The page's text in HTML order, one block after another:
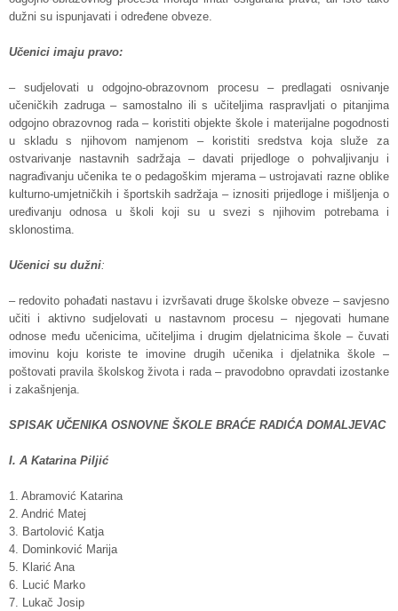
dužni su ispunjavati i određene obveze.
Učenici imaju pravo:
– sudjelovati u odgojno-obrazovnom procesu – predlagati osnivanje
učeničkih zadruga – samostalno ili s učiteljima raspravljati o pitanjima
odgojno obrazovnog rada – koristiti objekte škole i materijalne pogodnosti
u skladu s njihovom namjenom – koristiti sredstva koja služe za
ostvarivanje nastavnih sadržaja – davati prijedloge o pohvaljivanju i
nagrađivanju učenika te o pedagoškim mjerama – ustrojavati razne oblike
kulturno-umjetničkih i športskih sadržaja – iznositi prijedloge i mišljenja o
uređivanju odnosa u školi koji su u svezi s njihovim potrebama i
sklonostima.
Učenici su dužni:
– redovito pohađati nastavu i izvršavati druge školske obveze – savjesno
učiti i aktivno sudjelovati u nastavnom procesu – njegovati humane
odnose među učenicima, učiteljima i drugim djelatnicima škole – čuvati
imovinu koju koriste te imovine drugih učenika i djelatnika škole –
poštovati pravila školskog života i rada – pravodobno opravdati izostanke
i zakašnjenja.
SPISAK UČENIKA OSNOVNE ŠKOLE BRAĆE RADIĆA DOMALJEVAC
I. A Katarina Piljić
1. Abramović Katarina
2. Andrić Matej
3. Bartolović Katja
4. Dominković Marija
5. Klarić Ana
6. Lucić Marko
7. Lukač Josip